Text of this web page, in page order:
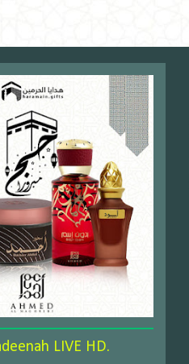
LIVE HD.